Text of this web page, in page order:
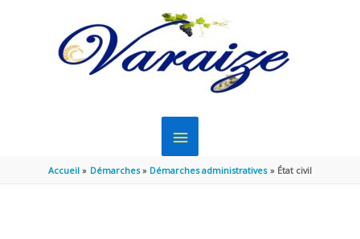
MENU
PRINCIPAL
Accueil Démarches Démarches administratives État civil